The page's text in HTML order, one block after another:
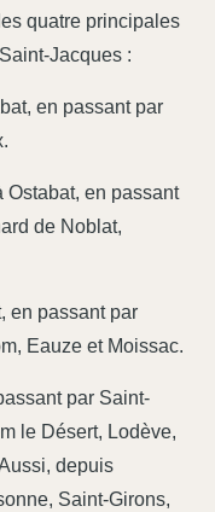
quatre principales
Jacques :
en passant par
en passant
de Noblat,
en passant par
Eauze et Moissac.
par Saint-
le Désert, Lodève,
depuis
Saint-Girons,